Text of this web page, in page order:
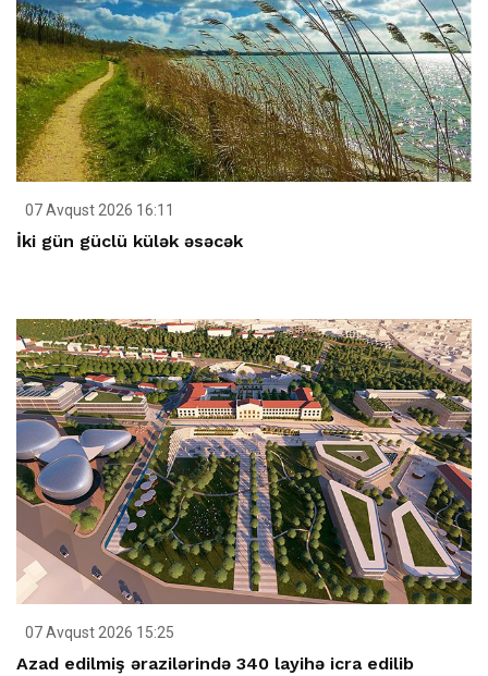
07 Avqust 2026 16:11
İki gün güclü külək əsəcək
07 Avqust 2026 15:25
Azad edilmiş ərazilərində 340 layihə icra edilib